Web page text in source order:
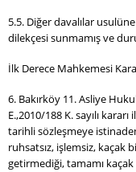
5.5. Diğer davalılar
dilekçesi sunmamış ve
İlk Derece Mahkemesi
6. Bakırköy 11. Asliye
E.,2010/188 K. sayılı
tarihli sözleşmeye
ruhsatsız, işlemsiz, kaçak
getirmediği, tamamı